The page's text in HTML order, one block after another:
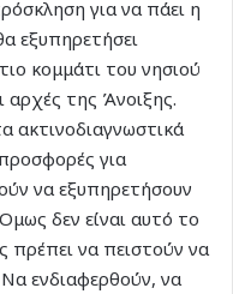
για να πάει η
εξυπηρετήσει
κομμάτι του νησιού
αρχές της Άνοιξης.
ακτινοδιαγνωστικά
για
να εξυπηρετήσουν
δεν είναι αυτό το
πρέπει να πειστούν να
ενδιαφερθούν, να